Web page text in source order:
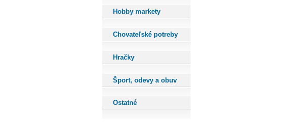
Hobby markety
Chovateľské potreby
Hračky
Šport, odevy a obuv
Ostatné